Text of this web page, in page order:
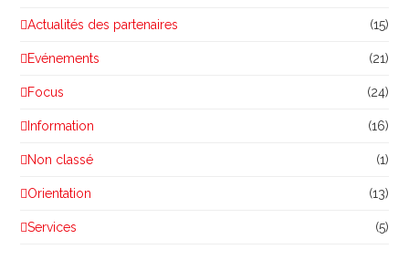
Actualités des partenaires (15)
Evénements (21)
Focus (24)
Information (16)
Non classé (1)
Orientation (13)
Services (5)